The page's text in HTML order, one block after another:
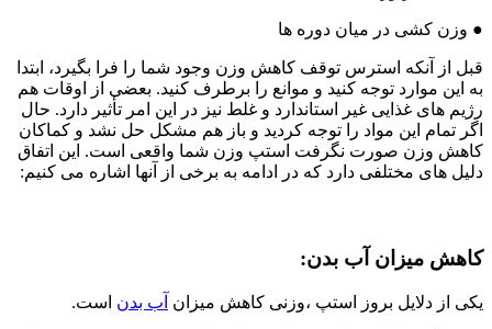
● وزن کشی در میان دوره ها
قبل از آنکه استرس توقف کاهش وزن وجود شما را فرا بگیرد، ابتدا
به این موارد توجه کنید و موانع را برطرف کنید. بعضی از اوقات هم
رژیم های غذایی غیر استاندارد و غلط نیز در این امر تأثیر دارد. حال
اگر تمام این مواد را توجه کردید و باز هم مشکل حل نشد و کماکان
کاهش وزن صورت نگرفت استپ وزن شما واقعی است. این اتفاق
دلیل های مختلفی دارد که در ادامه به برخی از آنها اشاره می کنیم:
کاهش میزان آب بدن:
یکی از دلایل بروز استپ ،وزنی کاهش میزان آب بدن است.